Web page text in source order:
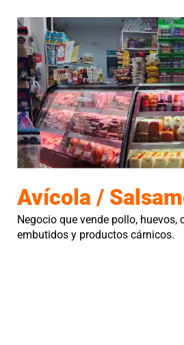
Avícola /
Negocio que vende pollo, huevos,
embutidos y productos cárnicos.